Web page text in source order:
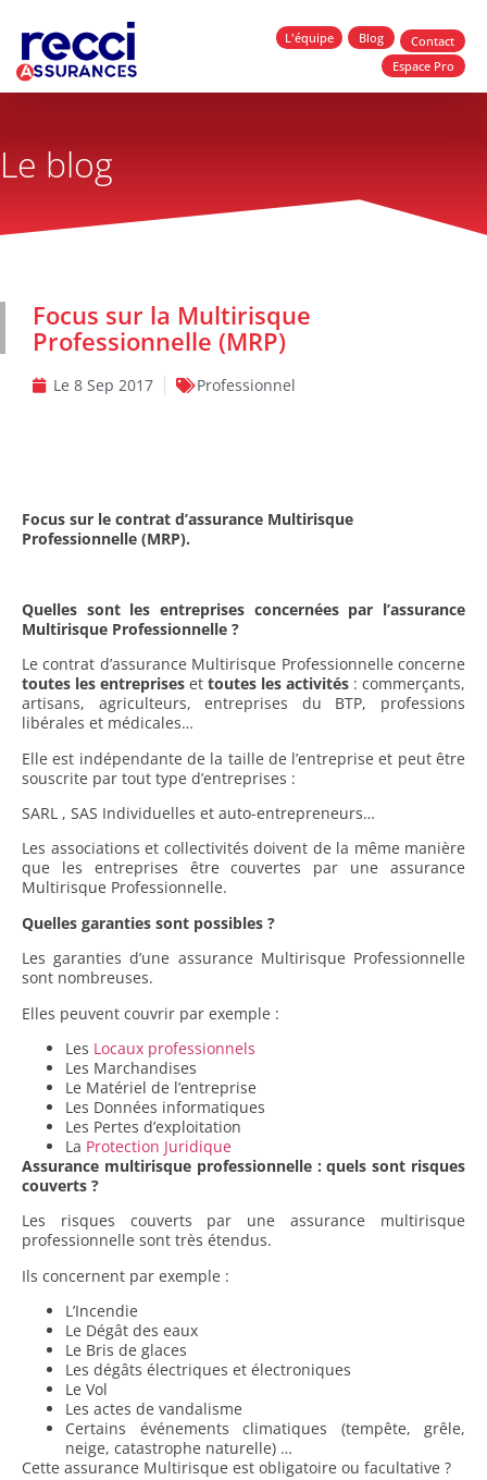
L'équipe Blog
Contact
Espace Pro
Le blog
Focus sur la Multirisque
Professionnelle (MRP)
Le 8 Sep 2017 Professionnel
Focus sur le contrat d’assurance Multirisque
Professionnelle (MRP).
Quelles sont les entreprises concernées par l’assurance
Multirisque Professionnelle ?
Le contrat d’assurance Multirisque Professionnelle concerne
toutes les entreprises et toutes les activités : commerçants,
artisans, agriculteurs, entreprises du BTP, professions
libérales et médicales…
Elle est indépendante de la taille de l’entreprise et peut être
souscrite par tout type d’entreprises :
SARL , SAS Individuelles et auto-entrepreneurs…
Les associations et collectivités doivent de la même manière
que les entreprises être couvertes par une assurance
Multirisque Professionnelle.
Quelles garanties sont possibles ?
Les garanties d’une assurance Multirisque Professionnelle
sont nombreuses.
Elles peuvent couvrir par exemple :
Les Locaux professionnels
Les Marchandises
Le Matériel de l’entreprise
Les Données informatiques
Les Pertes d’exploitation
La Protection Juridique
Assurance multirisque professionnelle : quels sont risques
couverts ?
Les risques couverts par une assurance multirisque
professionnelle sont très étendus.
Ils concernent par exemple :
L’Incendie
Le Dégât des eaux
Le Bris de glaces
Les dégâts électriques et électroniques
Le Vol
Les actes de vandalisme
Certains événements climatiques (tempête, grêle,
neige, catastrophe naturelle) …
Cette assurance Multirisque est obligatoire ou facultative ?